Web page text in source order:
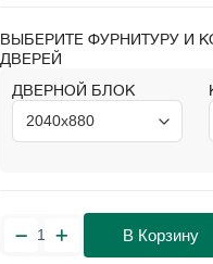
ВЫБЕРИТЕ ФУРНИТУРУ И
ДВЕРЕЙ
ДВЕРНОЙ БЛОК
В Корзину